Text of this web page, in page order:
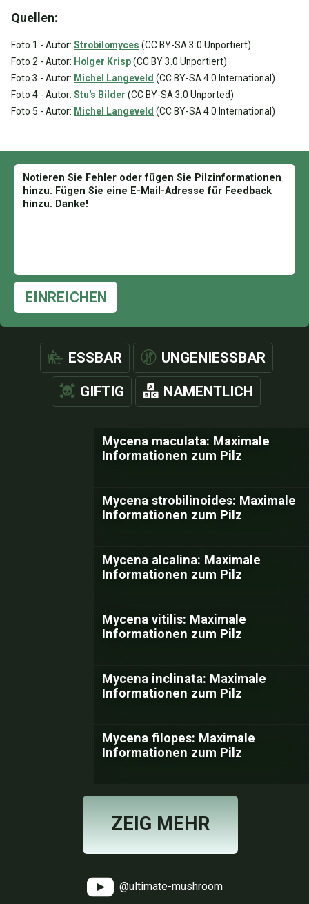
Quellen:
Foto 1 - Autor: Strobilomyces (CC BY-SA 3.0 Unportiert)
Foto 2 - Autor: Holger Krisp(CC BY 3.0 Unportiert)
Foto 3 - Autor: Michel Langeveld (CC BY-SA 4.0 International)
Foto 4 - Autor: Stu's Bilder (CC BY-SA 3.0 Unported)
Foto 5 - Autor: Michel Langeveld (CC BY-SA 4.0 International)
EINREICHEN
ESSBAR UNGENIESSBAR
GIFTIG NAMENTLICH
Mycena maculata: Maximale
Informationen zum Pilz
Mycena strobilinoides: Maximale
Informationen zum Pilz
Mycena alcalina: Maximale
Informationen zum Pilz
Mycena vitilis: Maximale
Informationen zum Pilz
Mycena inclinata: Maximale
Informationen zum Pilz
Mycena filopes: Maximale
Informationen zum Pilz
ZEIG MEHR
@ultimate-mushroom